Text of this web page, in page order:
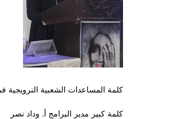
كلمة المساعدات الشعبية النرويجية
كلمة كبير مدير البرامج أ. وداد نصر